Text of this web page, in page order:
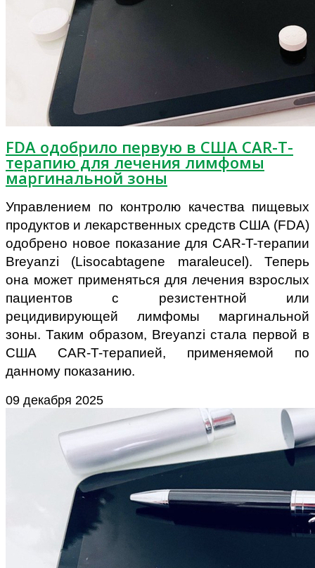
FDA одобрило первую в США CAR-T-
терапию для лечения лимфомы
маргинальной зоны
Управлением по контролю качества пищевых
продуктов и лекарственных средств США (FDA)
одобрено новое показание для CAR-T-терапии
Breyanzi (Lisocabtagene maraleucel). Теперь
она может применяться для лечения взрослых
пациентов с резистентной или
рецидивирующей лимфомы маргинальной
зоны. Таким образом, Breyanzi стала первой в
США CAR-T-терапией, применяемой по
данному показанию.
09 декабря 2025